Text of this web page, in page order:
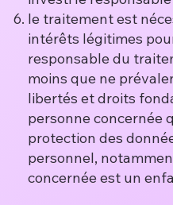
le traitement est
intérêts légitimes
responsable du
moins que ne
libertés et droits
personne concernée
protection des
personnel,
concernée est un